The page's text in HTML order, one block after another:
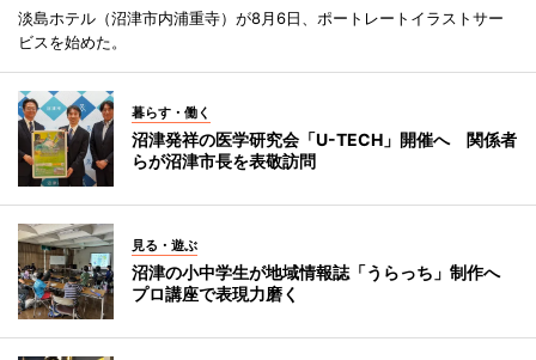
淡島ホテル（沼津市内浦重寺）が8月6日、ポートレートイラストサー
ビスを始めた。
暮らす・働く
沼津発祥の医学研究会「U-TECH」開催へ 関係者
らが沼津市長を表敬訪問
見る・遊ぶ
沼津の小中学生が地域情報誌「うらっち」制作へ
プロ講座で表現力磨く